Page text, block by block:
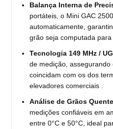
Balança Interna de
portáteis, o Mini GAC
automaticamente,
grão seja computada
Tecnologia 149 MHz /
de medição,
coincidam com os dos
elevadores comerciais .
Análise de Grãos
medições confiáveis em
entre 0°C e 50°C, ideal